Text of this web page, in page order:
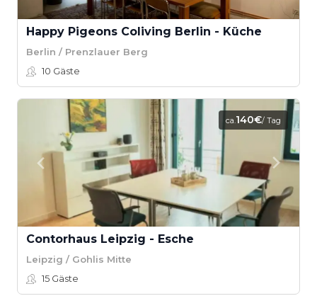
Happy Pigeons Coliving Berlin - Küche
Berlin / Prenzlauer Berg
10 Gäste
ca.140€/ Tag
Contorhaus Leipzig - Esche
Leipzig / Gohlis Mitte
15 Gäste